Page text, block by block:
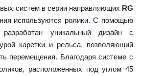
систем в серии направляющих RG
используются ролики. С помощью
уникальный дизайн с
каретки и рельса, позволяющий
перемещения. Благодаря системе с
расположенных под углом 45